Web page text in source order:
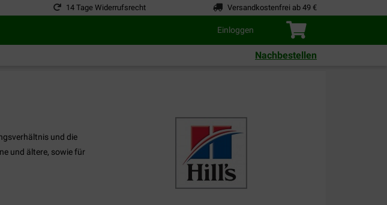
14 Tage Widerrufsrecht Versandkostenfrei ab 49 €
Einloggen
Nachbestellen
und die
und ältere, sowie für